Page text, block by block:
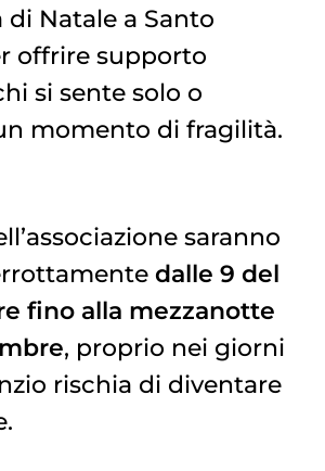
di Natale a Santo
offrire supporto
si sente solo o
momento di fragilità.
saranno
dalle 9 del
fino alla mezzanotte
, proprio nei giorni
rischia di diventare